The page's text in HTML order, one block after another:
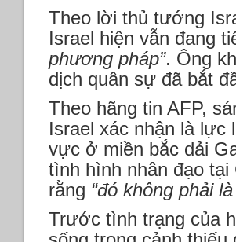
Theo lời thủ tướng
Israel hiện vẫn đang
phương pháp”. Ông
dịch quân sự đã bắt
Theo hãng tin AFP,
Israel xác nhận là lực
vực ở miền bắc dải
tình hình nhân đạo
rằng “đó không phải
Trước tình trạng của